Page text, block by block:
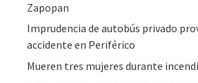
Zapopan
Imprudencia de autobús privado
accidente en Periférico
Mueren tres mujeres durante